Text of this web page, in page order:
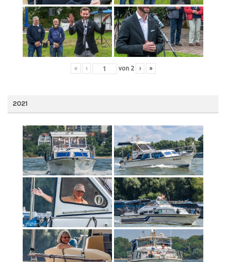
« ‹ von 2 › »
2021